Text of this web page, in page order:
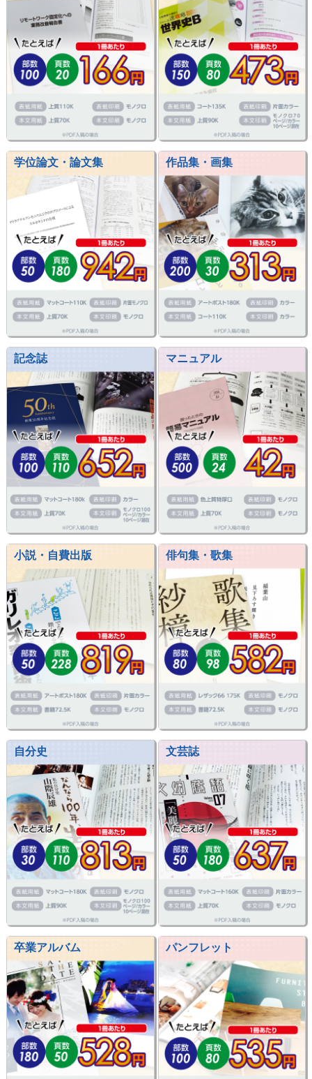
学位論文・論文集 作品集・画集
記念誌 マニュアル
小説・自費出版 俳句集・歌集
自分史 文芸誌
卒業アルバム パンフレット